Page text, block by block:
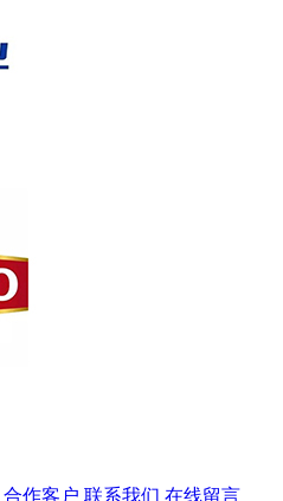
合作客户 联系我们 在线留言